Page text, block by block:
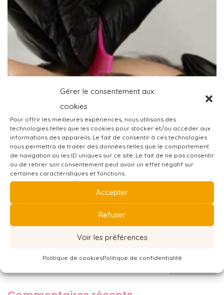
Gérer le consentement aux
cookies
Pour offrir les meilleures expériences, nous utilisons des
technologies telles que les cookies pour stocker et/ou accéder aux
informations des appareils. Le fait de consentir à ces technologies
nous permettra de traiter des données telles que le comportement
de navigation ou les ID uniques sur ce site. Le fait de ne pas consentir
ou de retirer son consentement peut avoir un effet négatif sur
certaines caractéristiques et fonctions.
Accepter
Refuser
Voir les préférences
Politique de cookiesPolitique de confidentialité
Formation rehaussement de cils et teinture